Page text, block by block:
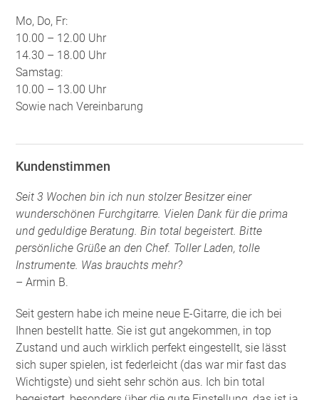
Mo, Do, Fr:
10.00 – 12.00 Uhr
14.30 – 18.00 Uhr
Samstag:
10.00 – 13.00 Uhr
Sowie nach Vereinbarung
Kundenstimmen
Seit 3 Wochen bin ich nun stolzer Besitzer einer
wunderschönen Furchgitarre. Vielen Dank für die prima
und geduldige Beratung. Bin total begeistert. Bitte
persönliche Grüße an den Chef. Toller Laden, tolle
Instrumente. Was brauchts mehr?
– Armin B.
Seit gestern habe ich meine neue E-Gitarre, die ich bei
Ihnen bestellt hatte. Sie ist gut angekommen, in top
Zustand und auch wirklich perfekt eingestellt, sie lässt
sich super spielen, ist federleicht (das war mir fast das
Wichtigste) und sieht sehr schön aus. Ich bin total